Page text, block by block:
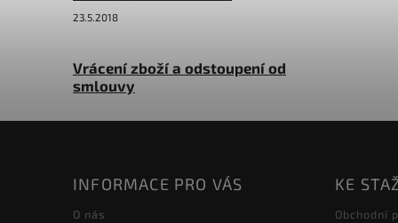
23.5.2018
Vrácení zboží a odstoupení od
smlouvy
INFORMACE PRO VÁS
O nás
KE
Obchodní